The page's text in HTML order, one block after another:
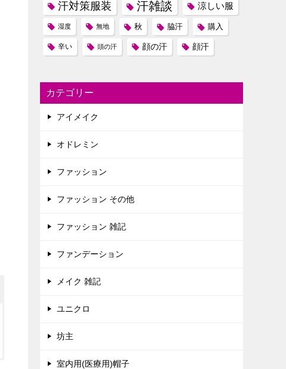
汗対策服装
汗雑談 涼しい服
湿度 無地 秋 脇汗 購入
辛い 頭の汗 顔の汗 顔汗
カテゴリー
アイメイク
オドレミン
ファッション
ファッション その他
ファッション 雑記
ファンデーション
メイク 雑記
ユニクロ
坊主
室内用(医療用)帽子